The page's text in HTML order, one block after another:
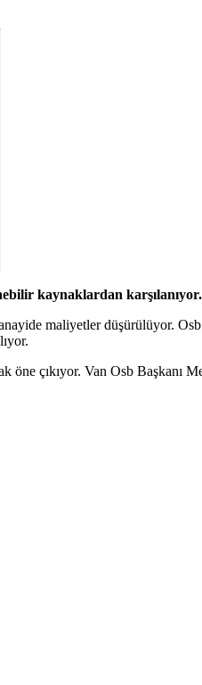
kaynaklardan karşılanıyor.
maliyetler düşürülüyor.
öne çıkıyor. Van Osb Başkanı